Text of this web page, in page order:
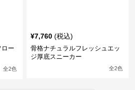
ー
全2色
¥7,760 (税込)
骨格ナチュラルフレッシュエッ
ジ厚底スニーカー
全2色